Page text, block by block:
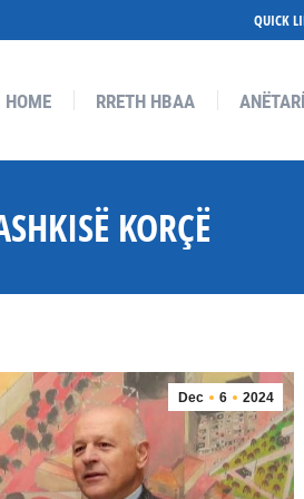
QUICK
HOME RRETH HBAA
KORÇË
Dec 6 2024
ANËTARËT AKTIVITETE